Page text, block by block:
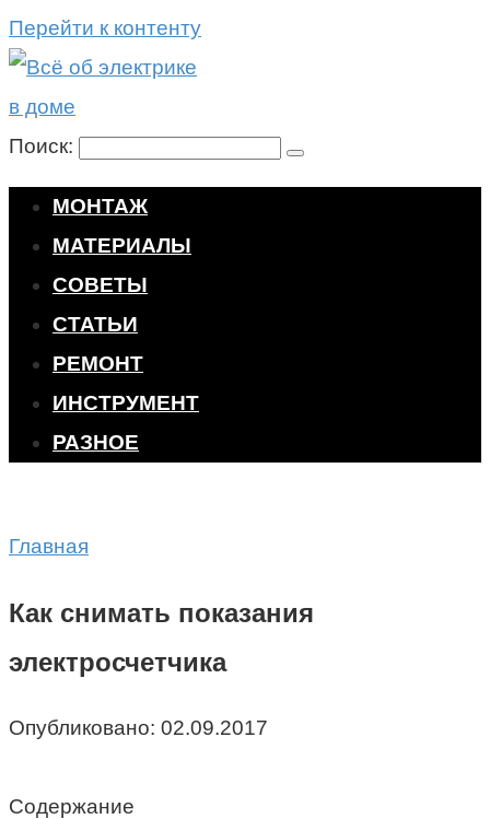
Перейти к контенту
Поиск:
МОНТАЖ
МАТЕРИАЛЫ
СОВЕТЫ
СТАТЬИ
РЕМОНТ
ИНСТРУМЕНТ
РАЗНОЕ
Главная
Как снимать показания
электросчетчика
Опубликовано: 02.09.2017
Содержание